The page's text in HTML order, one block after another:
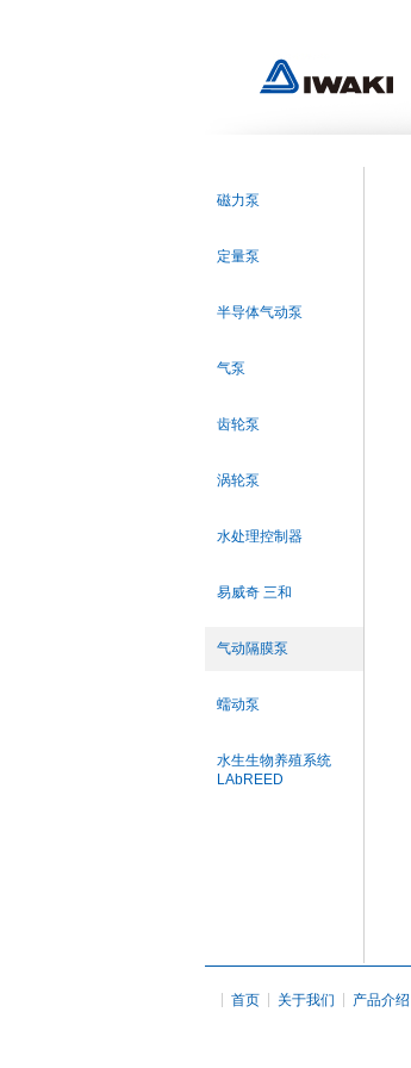
磁力泵
定量泵
半导体气动泵
气泵
齿轮泵
涡轮泵
水处理控制器
易威奇 三和
气动隔膜泵
蠕动泵
水生生物养殖系统
LAbREED
首页 关于我们 产品介绍